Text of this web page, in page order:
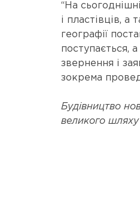
“На
і пластівців,
географії
поступається,
звернення і
зокрема
Будівництво
великого шляху